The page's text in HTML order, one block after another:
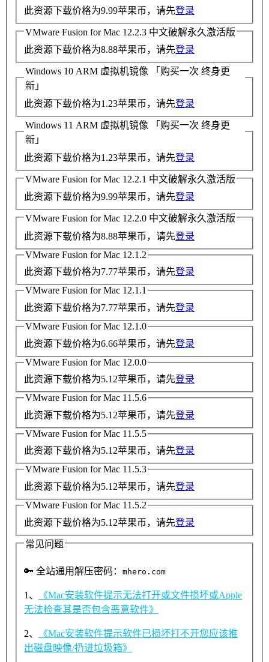
此资源下载价格为9.99苹果币，请先登录
VMware Fusion for Mac 12.2.3 中文破解永久激活版
此资源下载价格为8.88苹果币，请先登录
Windows 10 ARM 虚拟机镜像 「购买一次 终身更
新」
此资源下载价格为1.23苹果币，请先登录
Windows 11 ARM 虚拟机镜像 「购买一次 终身更
新」
此资源下载价格为1.23苹果币，请先登录
VMware Fusion for Mac 12.2.1 中文破解永久激活版
此资源下载价格为9.99苹果币，请先登录
VMware Fusion for Mac 12.2.0 中文破解永久激活版
此资源下载价格为8.88苹果币，请先登录
VMware Fusion for Mac 12.1.2
此资源下载价格为7.77苹果币，请先登录
VMware Fusion for Mac 12.1.1
此资源下载价格为7.77苹果币，请先登录
VMware Fusion for Mac 12.1.0
此资源下载价格为6.66苹果币，请先登录
VMware Fusion for Mac 12.0.0
此资源下载价格为5.12苹果币，请先登录
VMware Fusion for Mac 11.5.6
此资源下载价格为5.12苹果币，请先登录
VMware Fusion for Mac 11.5.5
此资源下载价格为5.12苹果币，请先登录
VMware Fusion for Mac 11.5.3
此资源下载价格为5.12苹果币，请先登录
VMware Fusion for Mac 11.5.2
此资源下载价格为5.12苹果币，请先登录
常见问题
🔑 全站通用解压密码： mhero.com
1、
《Mac安装软件提示无法打开或文件损坏或Apple
无法检查其是否包含恶意软件》
2、
《Mac安装软件提示软件已损坏打不开您应该推
出磁盘映像/扔进垃圾箱》